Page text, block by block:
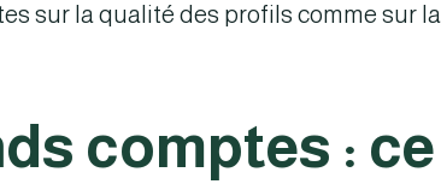
sur la qualité des profils comme sur la
comptes : ce